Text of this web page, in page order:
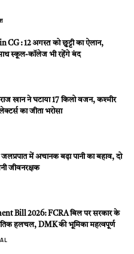
: 12 अगस्त को छुट्टी का ऐलान,
स्कूल-कॉलेज भी रहेंगे बंद
खान ने घटाया 17 किलो वजन, कश्मीर
का जीता भरोसा
में अचानक बढ़ा पानी का बहाव, दो
जीवनरक्षक
Bill 2026: FCRA बिल पर सरकार के
हलचल, DMK की भूमिका महत्वपूर्ण